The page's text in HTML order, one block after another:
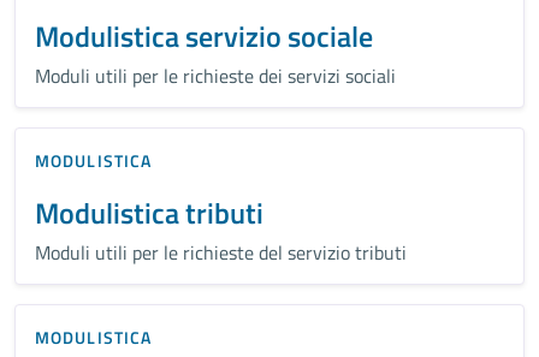
Modulistica servizio sociale
Moduli utili per le richieste dei servizi sociali
MODULISTICA
Modulistica tributi
Moduli utili per le richieste del servizio tributi
MODULISTICA